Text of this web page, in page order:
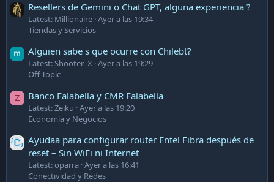
Resellers de Gemini o Chat GPT, alguna experiencia ?
Latest: Millionaire Ayer a las 19:34
Tiendas y Servicios
Alguien sabe s que ocurre con Chilebt?
Latest: Shooter_X Ayer a las 19:29
Off Topic
Z Banco Falabella y CMR Falabella
Latest: Zeiku Ayer a las 19:20
Economía y Negocios
Ayudaa para configurar router Entel Fibra después de
reset – Sin WiFi ni Internet
Latest: oparra Ayer a las 16:41
Conectividad y Redes